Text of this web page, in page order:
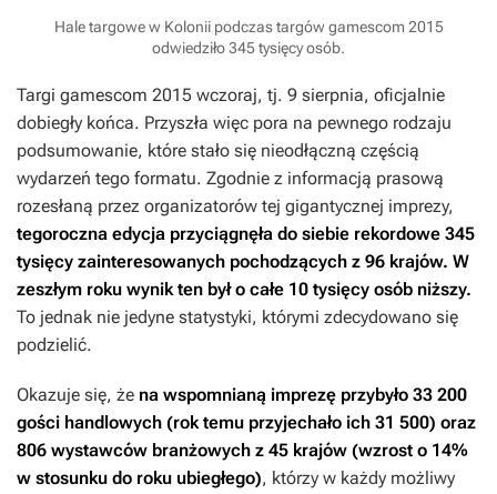
Hale targowe w Kolonii podczas targów gamescom 2015
odwiedziło 345 tysięcy osób.
Targi gamescom 2015 wczoraj, tj. 9 sierpnia, oficjalnie
dobiegły końca. Przyszła więc pora na pewnego rodzaju
podsumowanie, które stało się nieodłączną częścią
wydarzeń tego formatu. Zgodnie z informacją prasową
rozesłaną przez organizatorów tej gigantycznej imprezy,
tegoroczna edycja przyciągnęła do siebie rekordowe 345
tysięcy zainteresowanych pochodzących z 96 krajów. W
zeszłym roku wynik ten był o całe 10 tysięcy osób niższy.
To jednak nie jedyne statystyki, którymi zdecydowano się
podzielić.
Okazuje się, że na wspomnianą imprezę przybyło 33 200
gości handlowych (rok temu przyjechało ich 31 500) oraz
806 wystawców branżowych z 45 krajów (wzrost o 14%
w stosunku do roku ubiegłego), którzy w każdy możliwy